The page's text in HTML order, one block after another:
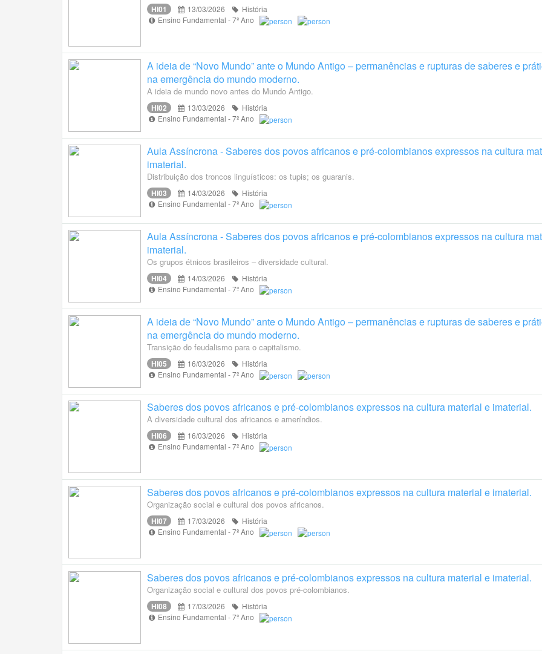
HI01 13/03/2026
História
Ensino Fundamental - 7º Ano
A ideia de “Novo Mundo” ante o Mundo Antigo – permanências e rupturas de saberes e
na emergência do mundo moderno.
A ideia de mundo novo antes do Mundo Antigo.
HI02 13/03/2026
História
Ensino Fundamental - 7º Ano
Aula Assíncrona - Saberes dos povos africanos e pré-colombianos expressos na cultura
imaterial.
Distribuição dos troncos linguísticos: os tupis; os guaranis.
HI03 14/03/2026
História
Ensino Fundamental - 7º Ano
Aula Assíncrona - Saberes dos povos africanos e pré-colombianos expressos na cultura
imaterial.
Os grupos étnicos brasileiros – diversidade cultural.
HI04 14/03/2026
História
Ensino Fundamental - 7º Ano
A ideia de “Novo Mundo” ante o Mundo Antigo – permanências e rupturas de saberes e
na emergência do mundo moderno.
Transição do feudalismo para o capitalismo.
HI05 16/03/2026
História
Ensino Fundamental - 7º Ano
Saberes dos povos africanos e pré-colombianos expressos na cultura material e imaterial.
A diversidade cultural dos africanos e ameríndios.
HI06 16/03/2026
História
Ensino Fundamental - 7º Ano
Saberes dos povos africanos e pré-colombianos expressos na cultura material e imaterial.
Organização social e cultural dos povos africanos.
HI07 17/03/2026
História
Ensino Fundamental - 7º Ano
Saberes dos povos africanos e pré-colombianos expressos na cultura material e imaterial.
Organização social e cultural dos povos pré-colombianos.
HI08 17/03/2026
História
Ensino Fundamental - 7º Ano